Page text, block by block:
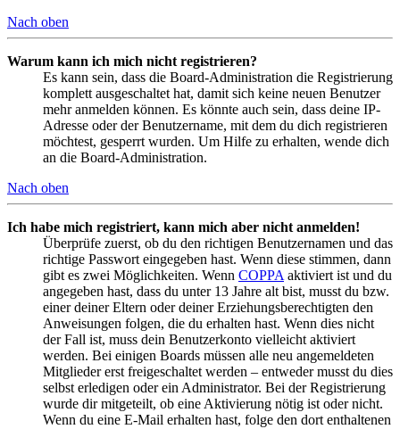
Nach oben
Warum kann ich mich nicht registrieren?
Es kann sein, dass die Board-Administration die Registrierung
komplett ausgeschaltet hat, damit sich keine neuen Benutzer
mehr anmelden können. Es könnte auch sein, dass deine IP-
Adresse oder der Benutzername, mit dem du dich registrieren
möchtest, gesperrt wurden. Um Hilfe zu erhalten, wende dich
an die Board-Administration.
Nach oben
Ich habe mich registriert, kann mich aber nicht anmelden!
Überprüfe zuerst, ob du den richtigen Benutzernamen und das
richtige Passwort eingegeben hast. Wenn diese stimmen, dann
gibt es zwei Möglichkeiten. Wenn COPPA aktiviert ist und du
angegeben hast, dass du unter 13 Jahre alt bist, musst du bzw.
einer deiner Eltern oder deiner Erziehungsberechtigten den
Anweisungen folgen, die du erhalten hast. Wenn dies nicht
der Fall ist, muss dein Benutzerkonto vielleicht aktiviert
werden. Bei einigen Boards müssen alle neu angemeldeten
Mitglieder erst freigeschaltet werden – entweder musst du dies
selbst erledigen oder ein Administrator. Bei der Registrierung
wurde dir mitgeteilt, ob eine Aktivierung nötig ist oder nicht.
Wenn du eine E-Mail erhalten hast, folge den dort enthaltenen